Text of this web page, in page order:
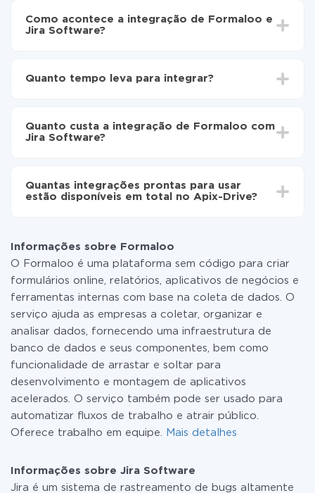
Como acontece a integração de Formaloo e
Jira Software?
Jira Software
automaticamente de Formaloo para Jira Software
Quanto tempo leva para integrar?
30 minutos. Em média, a configuração leva de 10 a 15
minutos.
Quanto custa a integração de Formaloo com
Jira Software?
as tarifas. Você paga apenas pela quantidade de
dados que é realmente transferida de um de seus
ou mudar para um de pago, se necessário. Mais
detalhes sobretarifas.
Quantas integrações prontas para usar
estão disponíveis em total no Apix-Drive?
Informações sobre Formaloo
O Formaloo é uma plataforma sem código para criar
formulários online, relatórios, aplicativos de negócios e
ferramentas internas com base na coleta de dados. O
serviço ajuda as empresas a coletar, organizar e
analisar dados, fornecendo uma infraestrutura de
banco de dados e seus componentes, bem como
funcionalidade de arrastar e soltar para
desenvolvimento e montagem de aplicativos
acelerados. O serviço também pode ser usado para
automatizar fluxos de trabalho e atrair público.
Oferece trabalho em equipe.
Mais detalhes
Informações sobre Jira Software
Jira é um sistema de rastreamento de bugs altamente